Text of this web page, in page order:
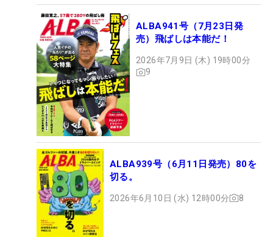
ALBA941号（7月23日発
売）飛ばしは本能だ！
2026年7月9日 (木) 19時00分
9
ALBA939号（6月11日発売）80を
切る。
2026年6月10日 (水) 12時00分 8